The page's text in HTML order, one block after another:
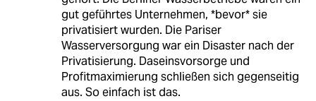
gut geführtes Unternehmen, *bevor* sie
privatisiert wurden. Die Pariser
Wasserversorgung war ein Disaster nach der
Privatisierung. Daseinsvorsorge und
Profitmaximierung schließen sich gegenseitig
aus. So einfach ist das.